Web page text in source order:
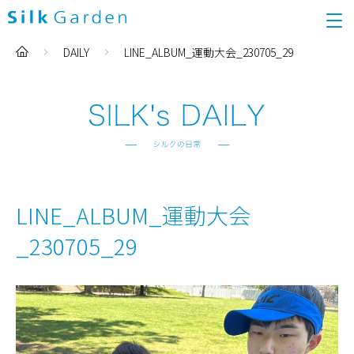
DAILY LINE_ALBUM_運動大会_230705_29
LINE_ALBUM_運動大会
_230705_29